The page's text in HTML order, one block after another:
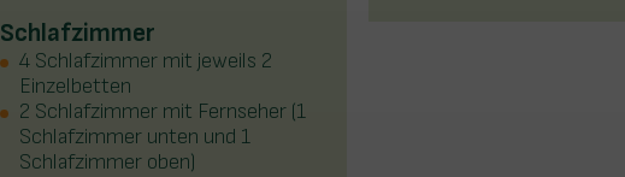
Schlafzimmer
4 Schlafzimmer mit jeweils 2
Einzelbetten
2 Schlafzimmer mit Fernseher (1
Schlafzimmer unten und 1
Schlafzimmer oben)